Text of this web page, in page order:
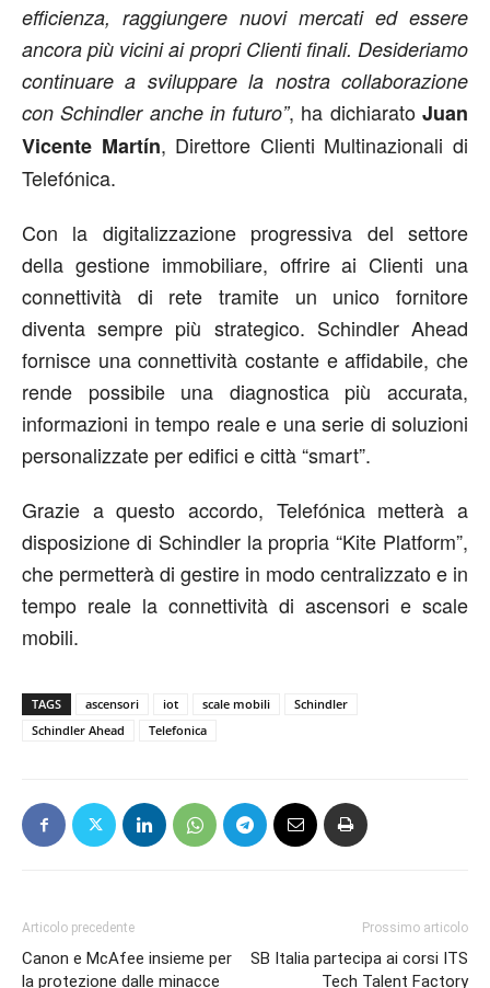
efficienza, raggiungere nuovi mercati ed essere
ancora più vicini ai propri Clienti finali. Desideriamo
continuare a sviluppare la nostra collaborazione
con Schindler anche in futuro”, ha dichiaratoJuan
Vicente Martín, Direttore Clienti Multinazionali di
Telefónica.
Con la digitalizzazione progressiva del settore
della gestione immobiliare, offrire ai Clienti una
connettività di rete tramite un unico fornitore
diventa sempre più strategico. Schindler Ahead
fornisce una connettività costante e affidabile, che
rende possibile una diagnostica più accurata,
informazioni in tempo reale e una serie di soluzioni
personalizzate per edifici e città “smart”.
Grazie a questo accordo, Telefónica metterà a
disposizione di Schindler la propria “Kite Platform”,
che permetterà di gestire in modo centralizzato e in
tempo reale la connettività di ascensori e scale
mobili.
TAGS ascensori iot scale mobili
Schindler
Schindler Ahead
Telefonica
Articolo precedente
Canon e McAfee insieme per
la protezione dalle minacce
Prossimo articolo
SB Italia partecipa ai corsi ITS
Tech Talent Factory